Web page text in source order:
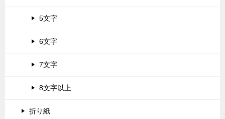
5文字
6文字
7文字
8文字以上
折り紙